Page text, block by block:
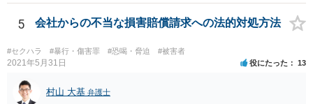
万が一、慰謝料請求が認められるにしても金額としては微々たるもの
かと思いますが、依頼する弁護士に詳細を説明したうえで指示を仰い
5 会社からの不当な損害賠償請求への法的対処方法
#セクハラ #暴行・傷害罪 #恐喝・脅迫 #被害者
2021年5月31日 役にたった 13
村山 大基 弁護士